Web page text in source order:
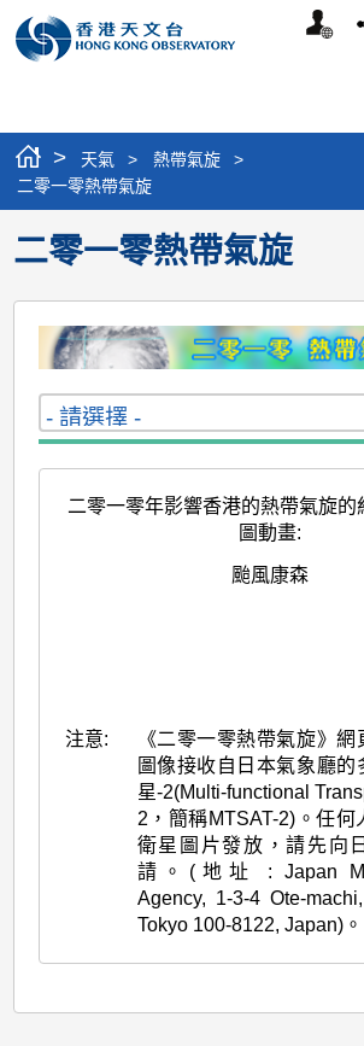
個
> 天氣 > 熱帶氣旋
>
二零一零熱帶氣旋
二零一零熱帶氣旋
二零一零年影響香港的熱帶氣旋的
圖動畫:
颱風康森
注意:
《二零一零熱帶氣旋》
圖像接收自日本氣象廳的
星-2(Multi-functional
2，簡稱MTSAT-2)。任何
衛星圖片發放，請先向
請。(地址 : Japan
Agency, 1-3-4 Ote-
Tokyo 100-8122, Japan)。